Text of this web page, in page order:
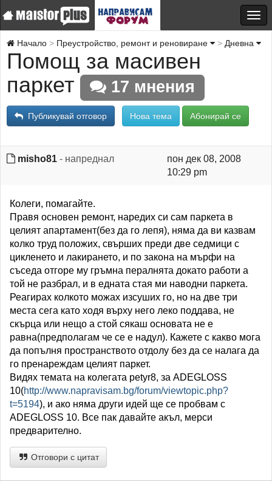
Начало Преустройство, ремонт и реновиране Дневна
Помощ за масивен
паркет
17 мнения
Публикувай отговор Нова тема Абонирай се
misho81 - напреднал
пон дек 08, 2008
10:29 pm
Колеги, помагайте.
Правя основен ремонт, наредих си сам паркета в
целият апартамент(без да го лепя), няма да ви казвам
колко труд положих, свърших преди две седмици с
цикленето и лакирането, и по закона на мърфи на
съседа отгоре му гръмна пералнята докато работи а
той не разбрал, и в едната стая ми наводни паркета.
Реагирах колкото можах изсуших го, но на две три
места сега като ходя върху него леко поддава, не
скърца или нещо а стой сякаш основата не е
равна(предполагам че се е надул). Кажете с какво мога
да попълня пространството отдолу без да се налага да
го пренареждам целият паркет.
Видях темата на колегата petyr8, за ADEGLOSS
10(http://www.napravisam.bg/forum/viewtopic.php?
t=5194), и ако няма други идей ще се пробвам с
ADEGLOSS 10. Все пак давайте акъл, мерси
предварително.
Отговори с цитат